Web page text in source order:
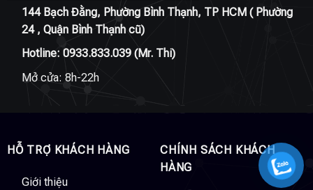
144 Bạch Đằng, Phường Bình Thạnh, TP HCM ( Phường
24 , Quận Bình Thạnh cũ)
Hotline: 0933.833.039(Mr. Thi)
Mở cửa: 8h-22h
HỖ TRỢ KHÁCH HÀNG
Giới thiệu
CHÍNH SÁCH KHÁCH
HÀNG